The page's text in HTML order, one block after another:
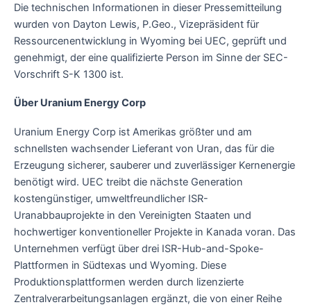
Die technischen Informationen in dieser Pressemitteilung
wurden von Dayton Lewis, P.Geo., Vizepräsident für
Ressourcenentwicklung in Wyoming bei UEC, geprüft und
genehmigt, der eine qualifizierte Person im Sinne der SEC-
Vorschrift S-K 1300 ist.
Über Uranium Energy Corp
Uranium Energy Corp ist Amerikas größter und am
schnellsten wachsender Lieferant von Uran, das für die
Erzeugung sicherer, sauberer und zuverlässiger Kernenergie
benötigt wird. UEC treibt die nächste Generation
kostengünstiger, umweltfreundlicher ISR-
Uranabbauprojekte in den Vereinigten Staaten und
hochwertiger konventioneller Projekte in Kanada voran. Das
Unternehmen verfügt über drei ISR-Hub-and-Spoke-
Plattformen in Südtexas und Wyoming. Diese
Produktionsplattformen werden durch lizenzierte
Zentralverarbeitungsanlagen ergänzt, die von einer Reihe